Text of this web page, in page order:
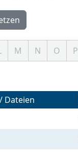
M N O P
Dateien